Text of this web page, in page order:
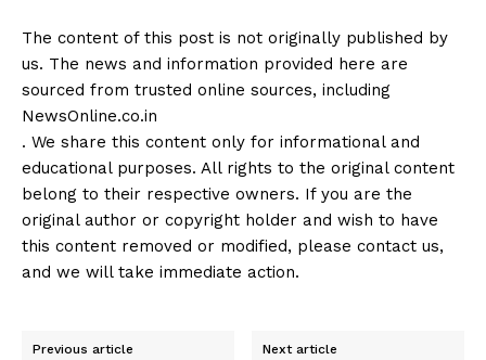
The content of this post is not originally published by
us. The news and information provided here are
sourced from trusted online sources, including
NewsOnline.co.in
. We share this content only for informational and
educational purposes. All rights to the original content
belong to their respective owners. If you are the
original author or copyright holder and wish to have
this content removed or modified, please contact us,
and we will take immediate action.
Previous article Next article